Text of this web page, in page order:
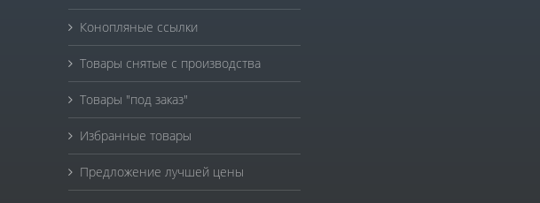
Конопляные ссылки
Товары снятые с производства
Товары "под заказ"
Избранные товары
Предложение лучшей цены